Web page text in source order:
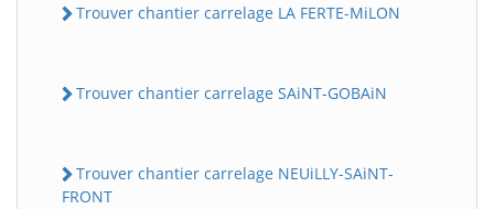
Trouver chantier carrelage LA FERTE-MiLON
Trouver chantier carrelage SAiNT-GOBAiN
Trouver chantier carrelage NEUiLLY-SAiNT-
FRONT